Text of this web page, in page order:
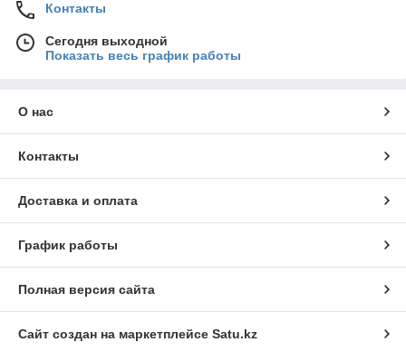
Контакты
Сегодня выходной
Показать весь график работы
О нас
Контакты
Доставка и оплата
График работы
Полная версия сайта
Сайт создан на маркетплейсе Satu.kz